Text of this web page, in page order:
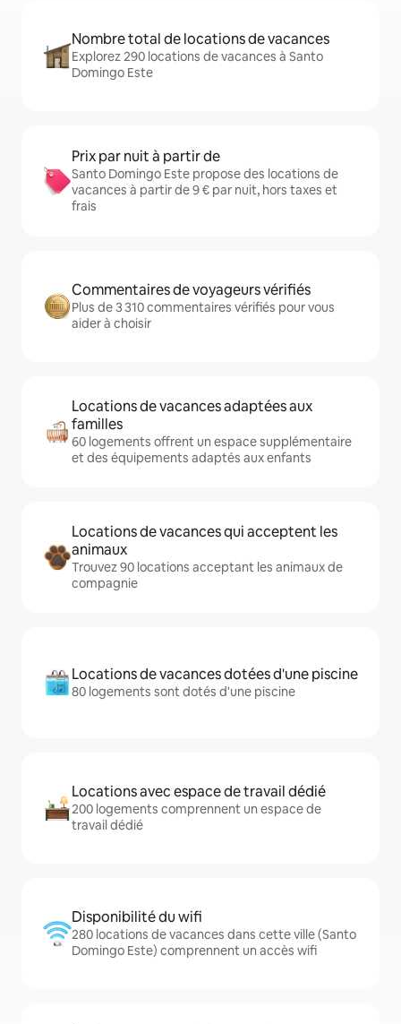
Nombre total de locations de vacances
Explorez 290 locations de vacances à Santo
Domingo Este
Prix par nuit à partir de
Santo Domingo Este propose des locations de
vacances à partir de 9 € par nuit, hors taxes et
frais
Commentaires de voyageurs vérifiés
Plus de 3 310 commentaires vérifiés pour vous
aider à choisir
Locations de vacances adaptées aux
familles
60 logements offrent un espace supplémentaire
et des équipements adaptés aux enfants
Locations de vacances qui acceptent les
animaux
Trouvez 90 locations acceptant les animaux de
compagnie
Locations de vacances dotées d'une piscine
80 logements sont dotés d'une piscine
Locations avec espace de travail dédié
200 logements comprennent un espace de
travail dédié
Disponibilité du wifi
280 locations de vacances dans cette ville (Santo
Domingo Este) comprennent un accès wifi